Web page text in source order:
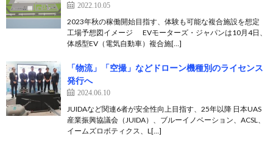
2022.10.05
2023年秋の稼働開始目指す、体験も可能な複合施設を想定
工場予想図イメージ EVモーターズ・ジャパンは10月4日、
体感型EV（電気自動車）複合施[…]
「物流」「空撮」などドローン機種別のライセンス
発行へ
2024.06.10
JUIDAなど関連6者が安全性向上目指す、25年以降 日本UAS
産業振興協議会（JUIDA）、ブルーイノベーション、ACSL、
イームズロボティクス、L[…]